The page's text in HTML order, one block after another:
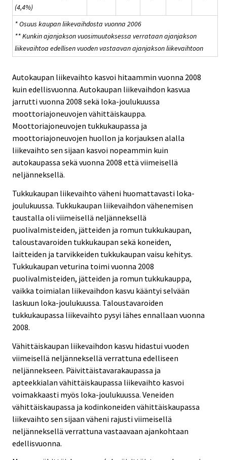
(4,4%)
* Osuus kaupan liikevaihdosta vuonna 2006
** Kunkin ajanjakson vuosimuutoksessa verrataan ajanjakson
liikevaihtoa edellisen vuoden vastaavan ajanjakson liikevaihtoon
Autokaupan liikevaihto kasvoi hitaammin vuonna 2008
kuin edellisvuonna. Autokaupan liikevaihdon kasvua
jarrutti vuonna 2008 sekä loka-joulukuussa
moottoriajoneuvojen vähittäiskauppa.
Moottoriajoneuvojen tukkukaupassa ja
moottoriajoneuvojen huollon ja korjauksen alalla
liikevaihto sen sijaan kasvoi nopeammin kuin
autokaupassa sekä vuonna 2008 että viimeisellä
neljänneksellä.
Tukkukaupan liikevaihto väheni huomattavasti loka-
joulukuussa. Tukkukaupan liikevaihdon vähenemisen
taustalla oli viimeisellä neljänneksellä
puolivalmisteiden, jätteiden ja romun tukkukaupan,
taloustavaroiden tukkukaupan sekä koneiden,
laitteiden ja tarvikkeiden tukkukaupan vaisu kehitys.
Tukkukaupan veturina toimi vuonna 2008
puolivalmisteiden, jätteiden ja romun tukkukauppa,
vaikka toimialan liikevaihdon kasvu kääntyi selvään
laskuun loka-joulukuussa. Taloustavaroiden
tukkukaupassa liikevaihto pysyi lähes ennallaan vuonna
2008.
Vähittäiskaupan liikevaihdon kasvu hidastui vuoden
viimeisellä neljänneksellä verrattuna edelliseen
neljännekseen. Päivittäistavarakaupassa ja
apteekkialan vähittäiskaupassa liikevaihto kasvoi
voimakkaasti myös loka-joulukuussa. Veneiden
vähittäiskaupassa ja kodinkoneiden vähittäiskaupassa
liikevaihto sen sijaan väheni rajusti viimeisellä
neljänneksellä verrattuna vastaavaan ajankohtaan
edellisvuonna.